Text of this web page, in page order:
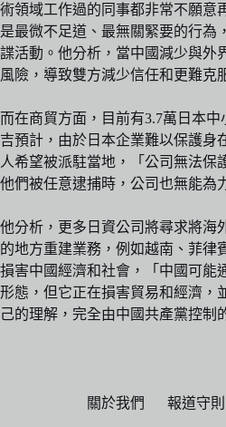
術領域工作過的同事都非常不願意
是最微不足道、最無關緊要的行為
諜活動。他分析，當中國減少與外
風險，導致雙方減少信任和更難克
而在商貿方面，目前有3.7萬日本
吉預計，由於日本企業難以保護身
人希望被派駐當地，「公司無法保
他們被任意逮捕時，公司也無能為
他分析，更多日資公司將尋求將海
的地方重建業務，例如越南、菲律
損害中國經濟和社會，「中國可能
形態，但它正在損害貿易和經濟，
己的理解，完全由中國共產黨控制
關於我們 報道守則